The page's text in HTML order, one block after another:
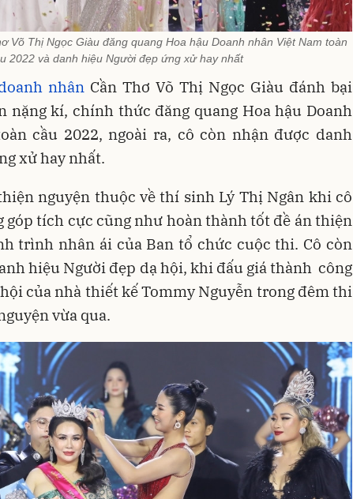
Võ Thị Ngọc Giàu đăng quang Hoa hậu Doanh nhân Việt Nam toàn
2022 và danh hiệu Người đẹp ứng xử hay nhất
nhân Cần Thơ Võ Thị Ngọc Giàu đánh bại
nặng kí, chính thức đăng quang Hoa hậu Doanh
cầu 2022, ngoài ra, cô còn nhận được danh
xử hay nhất.
nguyện thuộc về thí sinh Lý Thị Ngân khi cô
góp tích cực cũng như hoàn thành tốt đề án thiện
trình nhân ái của Ban tổ chức cuộc thi. Cô còn
hiệu Người đẹp dạ hội, khi đấu giá thành công
của nhà thiết kế Tommy Nguyễn trong đêm thi
vừa qua.